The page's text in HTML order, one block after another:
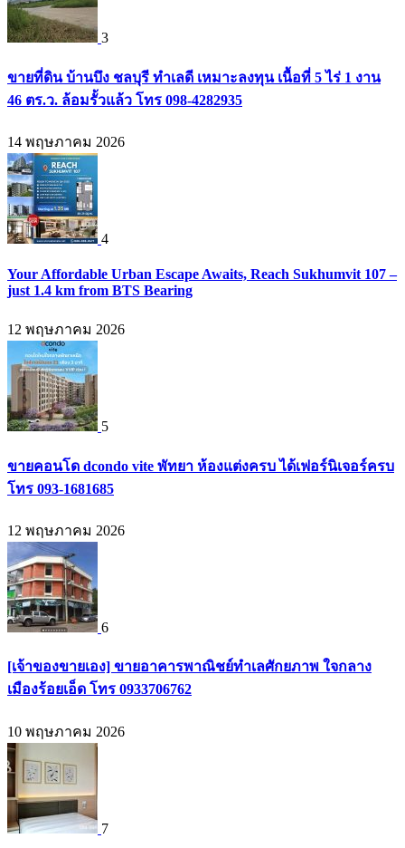
3
ขายที่ดิน บ้านบึง ชลบุรี ทำเลดี เหมาะลงทุน เนื้อที่ 5 ไร่ 1 งาน
46 ตร.ว. ล้อมรั้วแล้ว โทร 098-4282935
14 พฤษภาคม 2026
4
Your Affordable Urban Escape Awaits, Reach Sukhumvit 107 –
just 1.4 km from BTS Bearing
12 พฤษภาคม 2026
5
ขายคอนโด dcondo vite พัทยา ห้องแต่งครบ ได้เฟอร์นิเจอร์ครบ
โทร 093-1681685
12 พฤษภาคม 2026
6
[เจ้าของขายเอง] ขายอาคารพาณิชย์ทำเลศักยภาพ ใจกลาง
เมืองร้อยเอ็ด โทร 0933706762
10 พฤษภาคม 2026
7